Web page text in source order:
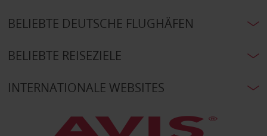
BELIEBTE DEUTSCHE FLUGHÄFEN
BELIEBTE REISEZIELE
INTERNATIONALE WEBSITES